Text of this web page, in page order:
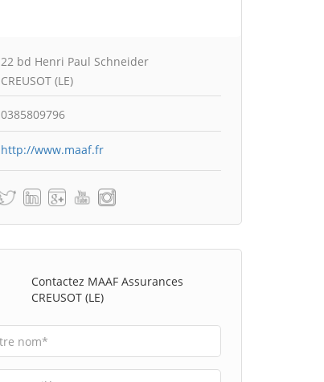
22 bd Henri Paul Schneider
CREUSOT (LE)
0385809796
http://www.maaf.fr
Contactez MAAF Assurances
CREUSOT (LE)